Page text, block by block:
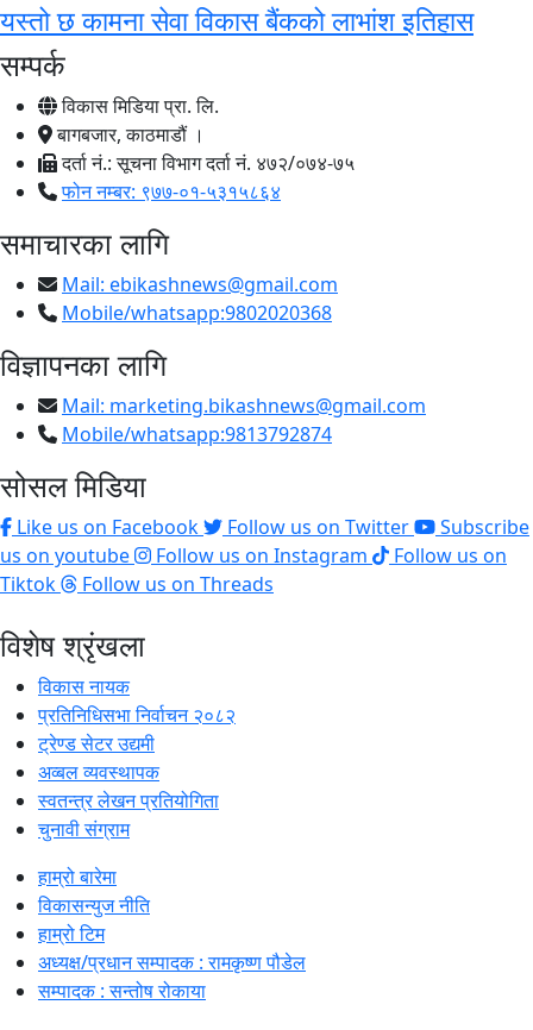
यस्तो छ कामना सेवा विकास बैंकको लाभांश इतिहास
सम्पर्क
विकास मिडिया प्रा. लि.
बागबजार, काठमाडौं ।
दर्ता नं.: सूचना विभाग दर्ता नं. ४७२/०७४-७५
फोन नम्बर: ९७७-०१-५३१५८६४
समाचारका लागि
Mail: ebikashnews@gmail.com
Mobile/whatsapp:9802020368
विज्ञापनका लागि
Mail: marketing.bikashnews@gmail.com
Mobile/whatsapp:9813792874
सोसल मिडिया
Like us on Facebook Follow us on Twitter
Subscribe
us on youtube
Follow us on Instagram
Follow us on
Tiktok
Follow us on Threads
विशेष श्रृंखला
विकास नायक
प्रतिनिधिसभा निर्वाचन २०८२
ट्रेण्ड सेटर उद्यमी
अव्बल व्यवस्थापक
स्वतन्त्र लेखन प्रतियोगिता
चुनावी संग्राम
हाम्रो बारेमा
विकासन्युज नीति
हाम्रो टिम
अध्यक्ष/प्रधान सम्पादक : रामकृष्ण पौडेल
सम्पादक : सन्तोष रोकाया